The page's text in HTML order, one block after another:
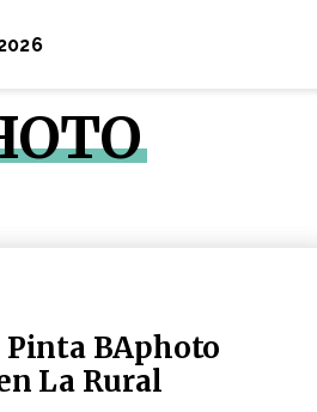
Pinta BAphoto
La Rural